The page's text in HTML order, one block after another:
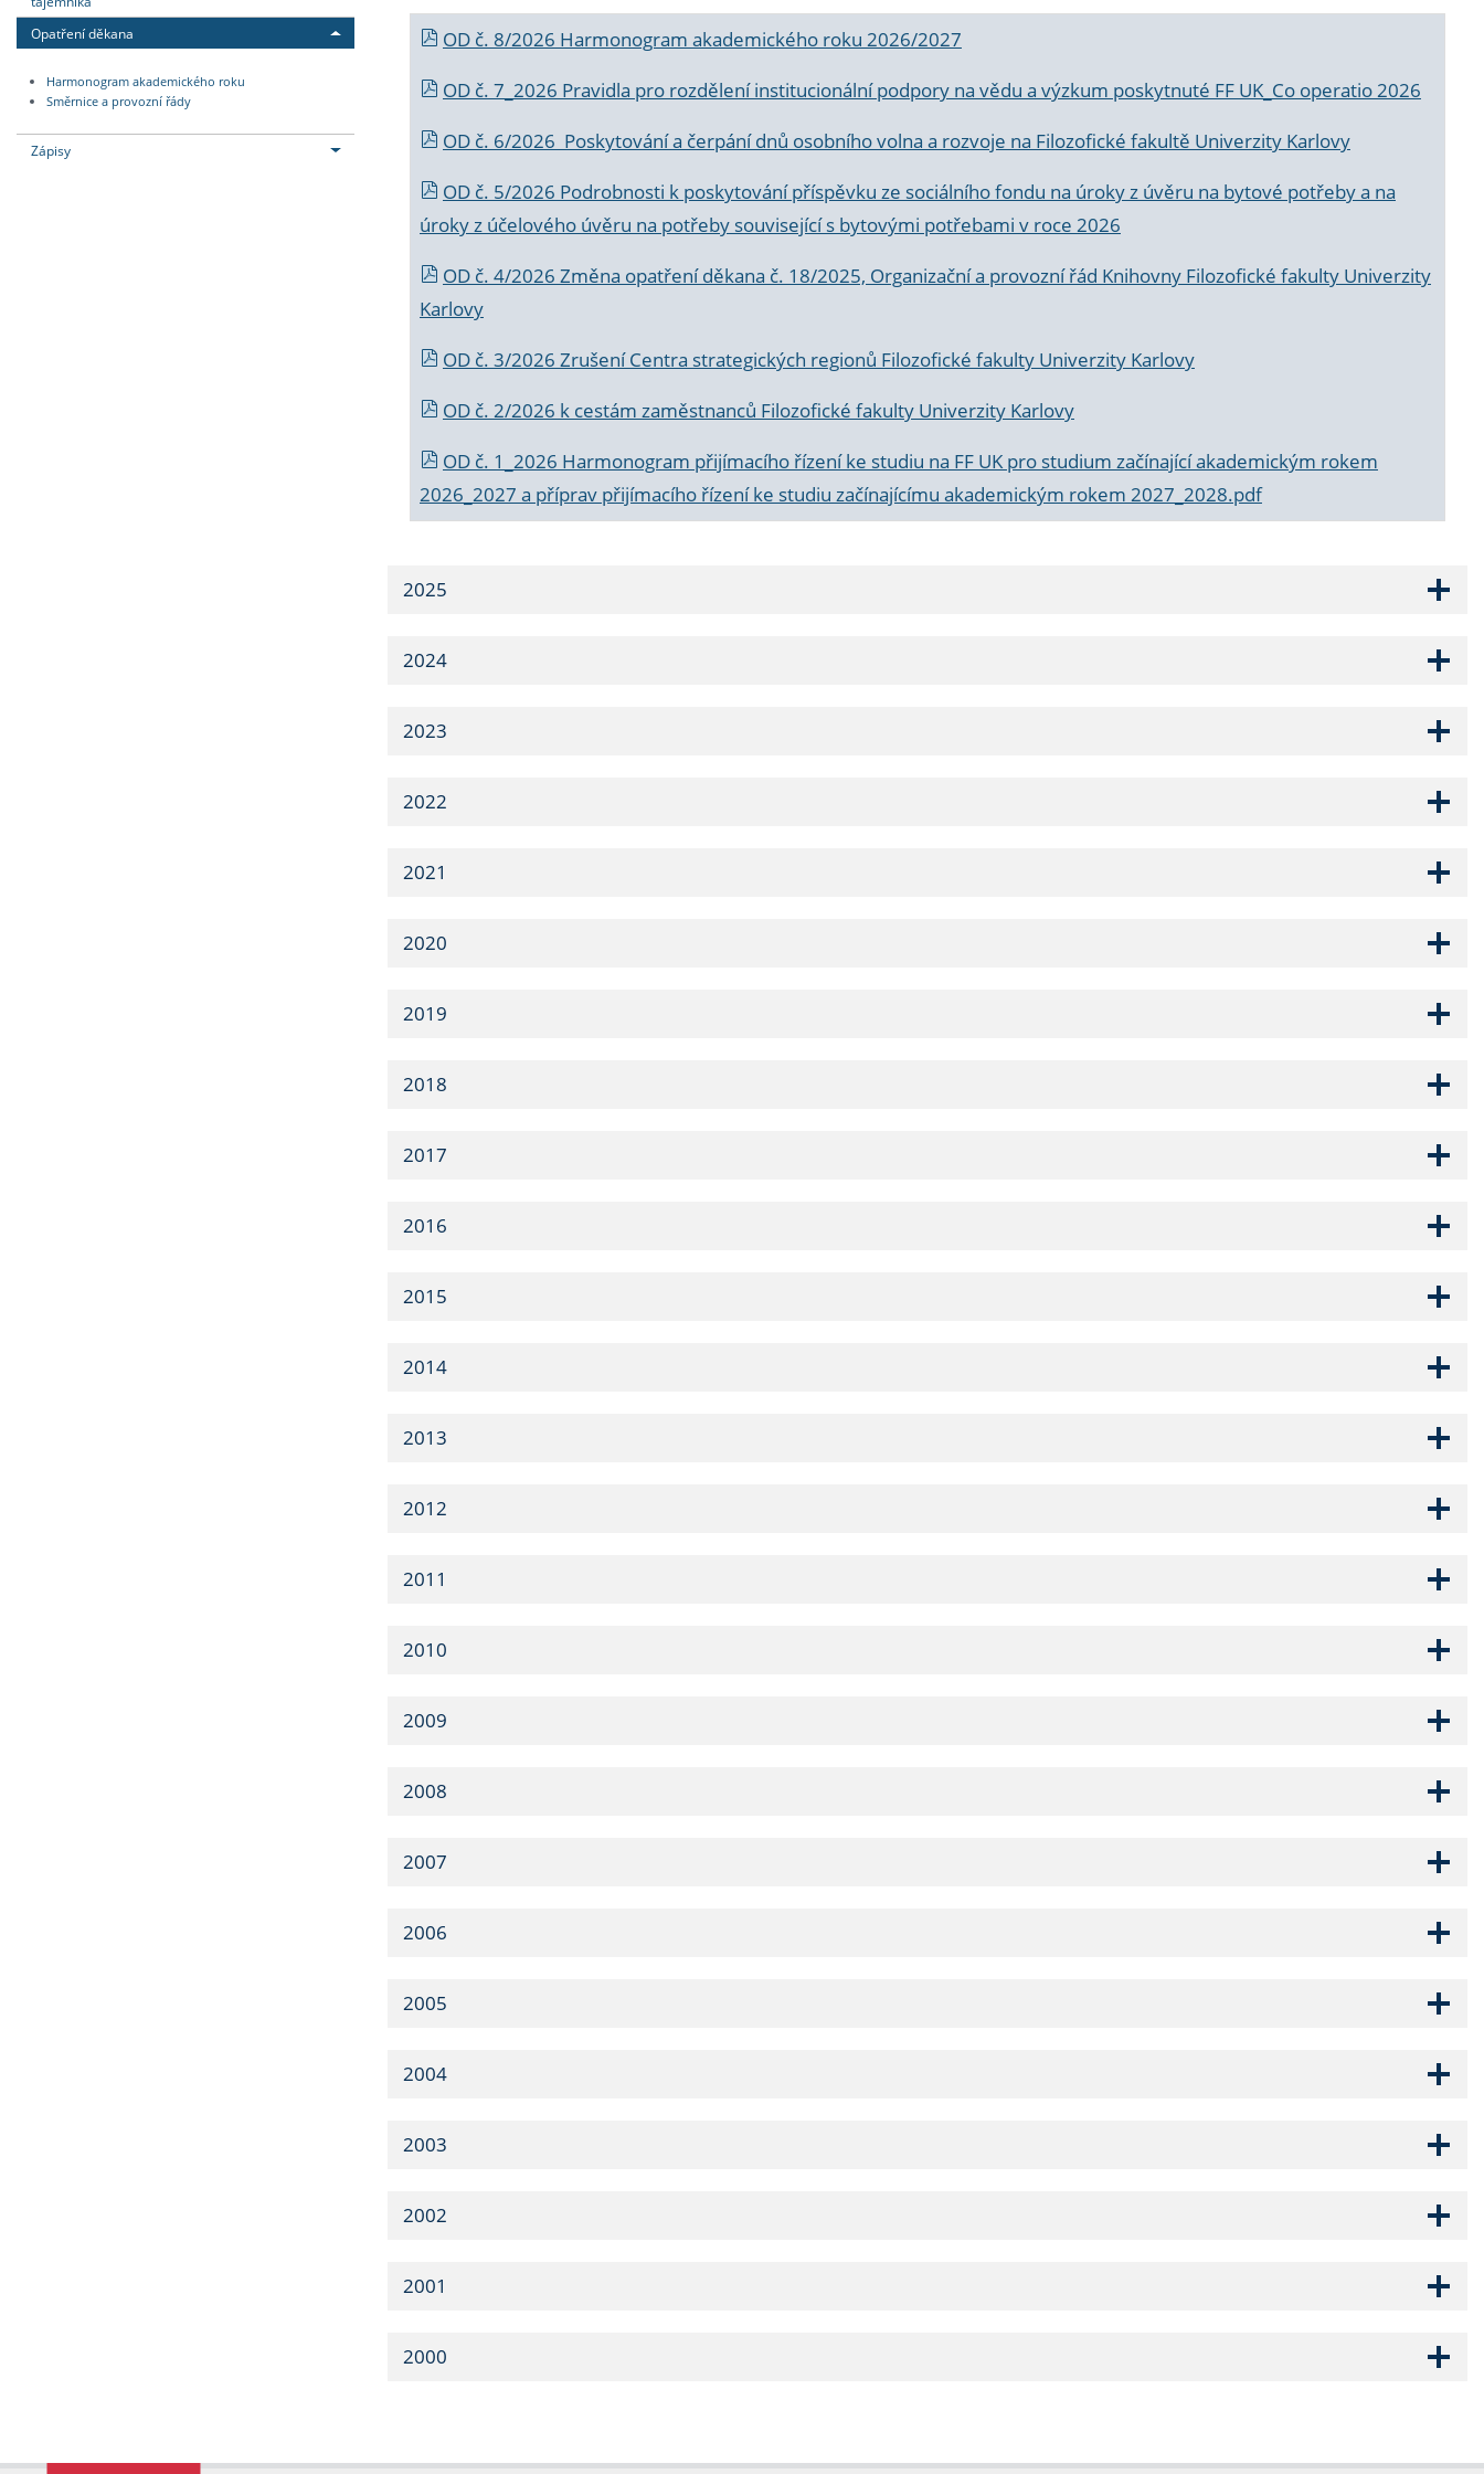
Opatření děkana
Harmonogram akademického roku
Směrnice a provozní řády
Zápisy
OD č. 8/2026 Harmonogram akademického roku 2026/2027
OD č. 7_2026 Pravidla pro rozdělení institucionální podpory na vědu a výzkum poskytnuté FF UK_Co operatio 2026
OD č. 6/2026 Poskytování a čerpání dnů osobního volna a rozvoje na Filozofické fakultě Univerzity Karlovy
OD č. 5/2026 Podrobnosti k poskytování příspěvku ze sociálního fondu na úroky z úvěru na bytové potřeby a na
úroky z účelového úvěru na potřeby související s bytovými potřebami v roce 2026
OD č. 4/2026 Změna opatření děkana č. 18/2025, Organizační a provozní řád Knihovny Filozofické fakulty Univerzity
Karlovy
OD č. 3/2026 Zrušení Centra strategických regionů Filozofické fakulty Univerzity Karlovy
OD č. 2/2026 k cestám zaměstnanců Filozofické fakulty Univerzity Karlovy
OD č. 1_2026 Harmonogram přijímacího řízení ke studiu na FF UK pro studium začínající akademickým rokem
2026_2027 a příprav přijímacího řízení ke studiu začínajícímu akademickým rokem 2027_2028.pdf
2025
2024
2023
2022
2021
2020
2019
2018
2017
2016
2015
2014
2013
2012
2011
2010
2009
2008
2007
2006
2005
2004
2003
2002
2001
2000